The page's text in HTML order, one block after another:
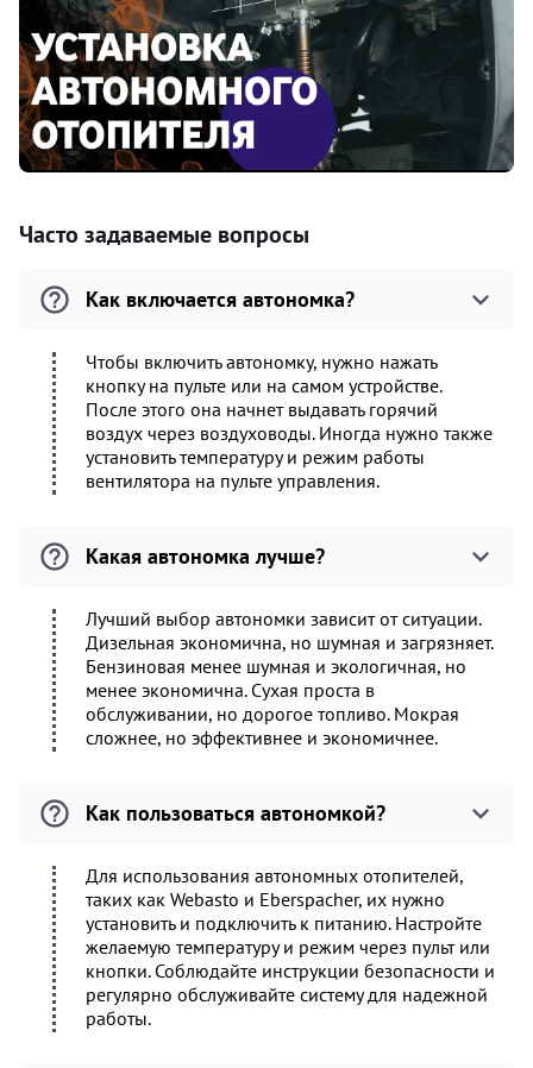
Часто задаваемые вопросы
Как включается автономка?
Чтобы включить автономку, нужно нажать
кнопку на пульте или на самом устройстве.
После этого она начнет выдавать горячий
воздух через воздуховоды. Иногда нужно также
установить температуру и режим работы
вентилятора на пульте управления.
Какая автономка лучше?
Лучший выбор автономки зависит от ситуации.
Дизельная экономична, но шумная и загрязняет.
Бензиновая менее шумная и экологичная, но
менее экономична. Сухая проста в
обслуживании, но дорогое топливо. Мокрая
сложнее, но эффективнее и экономичнее.
Как пользоваться автономкой?
Для использования автономных отопителей,
таких как Webasto и Eberspacher, их нужно
установить и подключить к питанию. Настройте
желаемую температуру и режим через пульт или
кнопки. Соблюдайте инструкции безопасности и
регулярно обслуживайте систему для надежной
работы.